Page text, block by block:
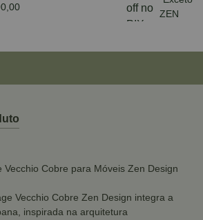
acima de R$590,00
Vecchio Cobre para Móveis Zen Design
Vecchio Cobre Zen Design integra a
inspirada na arquitetura